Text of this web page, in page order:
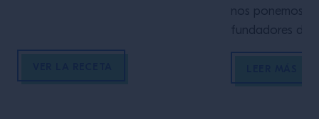
nos ponemos
fundadores de
comparten con
fermentados.